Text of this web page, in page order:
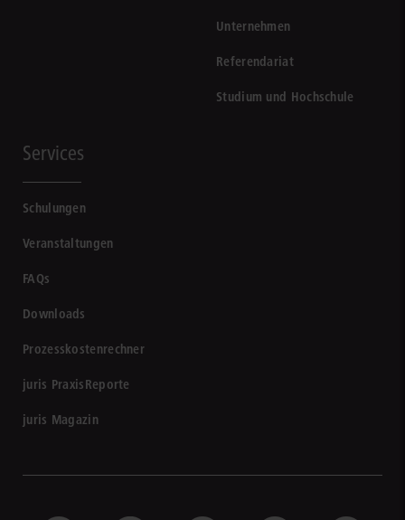
Unternehmen
Referendariat
Studium und Hochschule
Services
Schulungen
Veranstaltungen
FAQs
Downloads
Prozesskostenrechner
juris PraxisReporte
juris Magazin